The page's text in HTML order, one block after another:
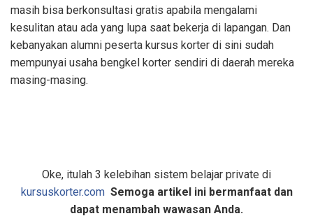
masih bisa berkonsultasi gratis apabila mengalami
kesulitan atau ada yang lupa saat bekerja di lapangan. Dan
kebanyakan alumni peserta kursus korter di sini sudah
mempunyai usaha bengkel korter sendiri di daerah mereka
masing-masing.
Oke, itulah 3 kelebihan sistem belajar private di
kursuskorter.com Semoga artikel ini bermanfaat dan
dapat menambah wawasan Anda.